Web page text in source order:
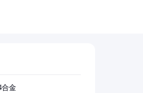
合金